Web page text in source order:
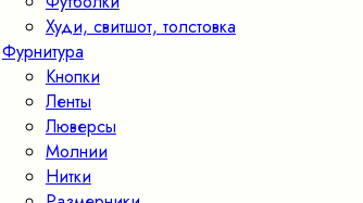
Худи, свитшот, толстовка
Фурнитура
Кнопки
Ленты
Люверсы
Молнии
Нитки